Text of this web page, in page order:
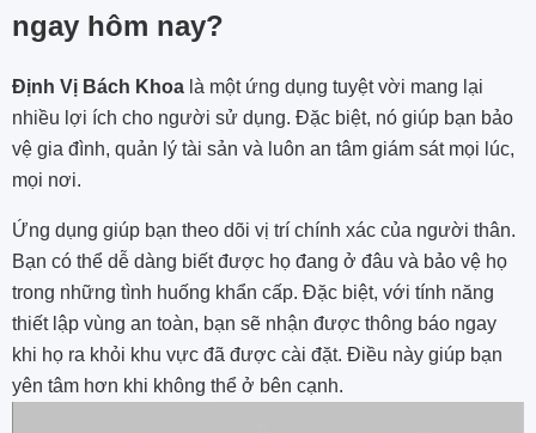
ngay hôm nay?
Định Vị Bách Khoa là một ứng dụng tuyệt vời mang lại
nhiều lợi ích cho người sử dụng. Đặc biệt, nó giúp bạn bảo
vệ gia đình, quản lý tài sản và luôn an tâm giám sát mọi lúc,
mọi nơi.
Ứng dụng giúp bạn theo dõi vị trí chính xác của người thân.
Bạn có thể dễ dàng biết được họ đang ở đâu và bảo vệ họ
trong những tình huống khẩn cấp. Đặc biệt, với tính năng
thiết lập vùng an toàn, bạn sẽ nhận được thông báo ngay
khi họ ra khỏi khu vực đã được cài đặt. Điều này giúp bạn
yên tâm hơn khi không thể ở bên cạnh.